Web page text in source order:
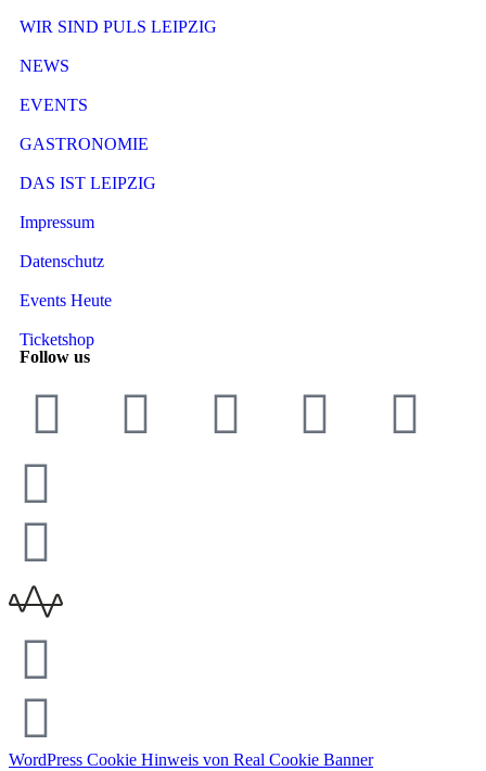
WIR SIND PULS LEIPZIG
NEWS
EVENTS
GASTRONOMIE
DAS IST LEIPZIG
Impressum
Datenschutz
Events Heute
Ticketshop
Follow us
WordPress Cookie Hinweis von Real Cookie Banner